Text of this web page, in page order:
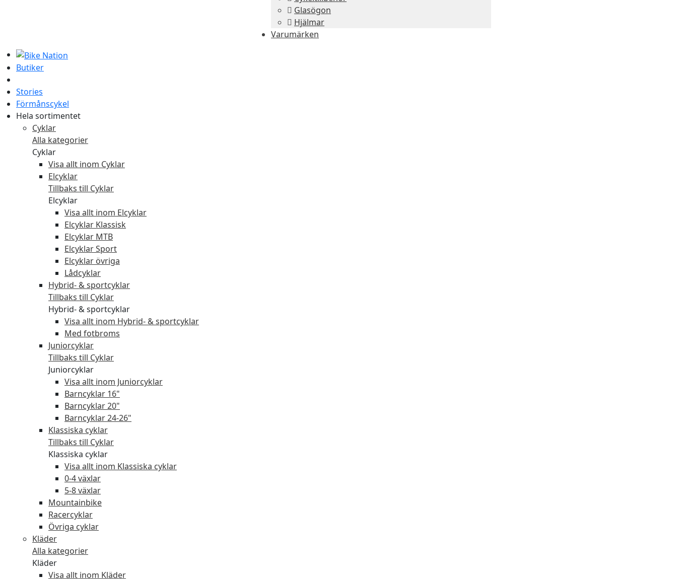
Glasögon
Hjälmar
Varumärken
Butiker
Stories
Förmånscykel
Hela sortimentet
Cyklar
Alla kategorier
Cyklar
Visa allt inom Cyklar
Elcyklar
Tillbaks till Cyklar
Elcyklar
Visa allt inom Elcyklar
Elcyklar Klassisk
Elcyklar MTB
Elcyklar Sport
Elcyklar övriga
Lådcyklar
Hybrid- & sportcyklar
Tillbaks till Cyklar
Hybrid- & sportcyklar
Visa allt inom Hybrid- & sportcyklar
Med fotbroms
Juniorcyklar
Tillbaks till Cyklar
Juniorcyklar
Visa allt inom Juniorcyklar
Barncyklar 16"
Barncyklar 20"
Barncyklar 24-26"
Klassiska cyklar
Tillbaks till Cyklar
Klassiska cyklar
Visa allt inom Klassiska cyklar
0-4 växlar
5-8 växlar
Mountainbike
Racercyklar
Övriga cyklar
Kläder
Alla kategorier
Kläder
Visa allt inom Kläder